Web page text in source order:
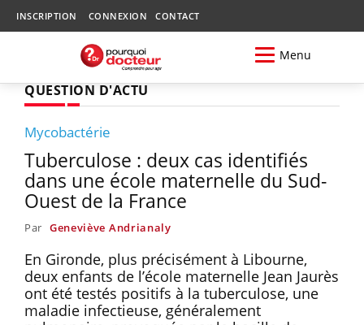
INSCRIPTION CONNEXION CONTACT
Menu
QUESTION D'ACTU
Mycobactérie
Tuberculose : deux cas identifiés
dans une école maternelle du Sud-
Ouest de la France
Par Geneviève Andrianaly
En Gironde, plus précisément à Libourne,
deux enfants de l’école maternelle Jean Jaurès
ont été testés positifs à la tuberculose, une
maladie infectieuse, généralement